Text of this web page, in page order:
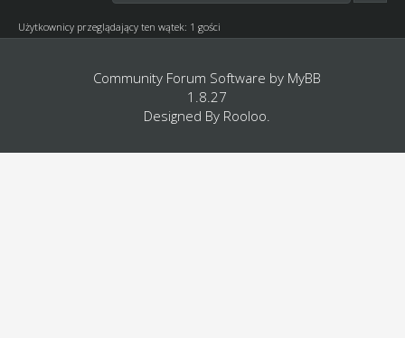
Użytkownicy przeglądający ten wątek: 1 gości
Community Forum Software by MyBB
1.8.27
Designed By Rooloo